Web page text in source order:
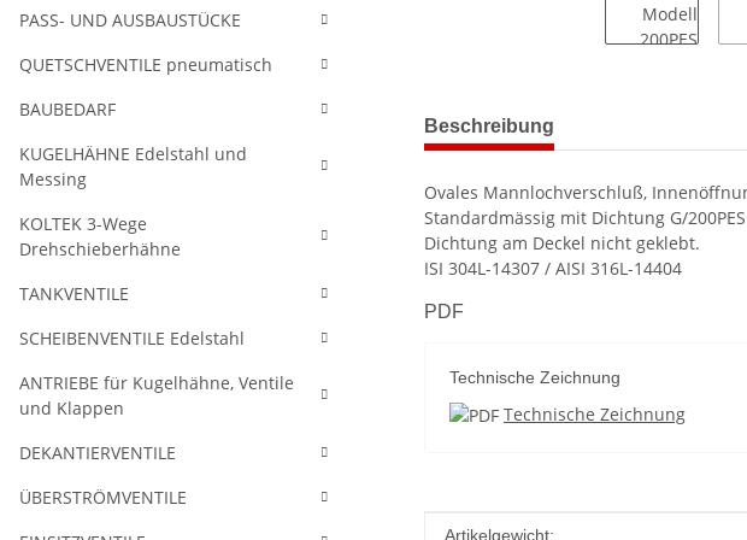
weitere Registerkarten anzeigen
Beschreibung
Ovales Mannlochverschluß,
Standardmässig mit Dichtung G/
Dichtung am Deckel nicht geklebt.
ISI 304L-14307 / AISI 316L-14404
PDF
Technische Zeichnung
Technische Zeichnung
Produkteigenschaft
Wert
Artikelgewicht:
PASS- UND AUSBAUSTÜCKE
QUETSCHVENTILE pneumatisch
BAUBEDARF
KUGELHÄHNE Edelstahl und
Messing
KOLTEK 3-Wege
Drehschieberhähne
TANKVENTILE
SCHEIBENVENTILE Edelstahl
ANTRIEBE für Kugelhähne, Ventile
und Klappen
DEKANTIERVENTILE
ÜBERSTRÖMVENTILE